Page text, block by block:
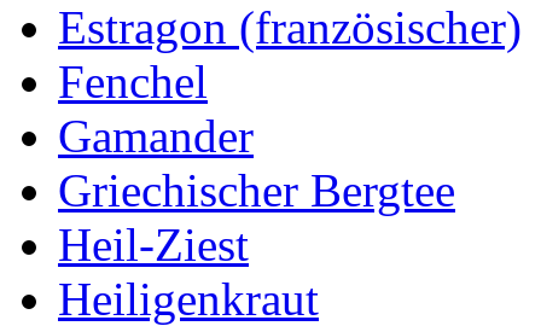
Estragon (französischer)
Fenchel
Gamander
Griechischer Bergtee
Heil-Ziest
Heiligenkraut